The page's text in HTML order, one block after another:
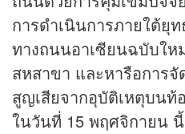
การดำเนินการภายใต้ยุ
ทางถนนอาเซียนฉบับใ
สหสาขา และหารือการ
สูญเสียจากอุบัติเหตุบนท้
ในวันที่ 15 พฤศจิกายน นี้